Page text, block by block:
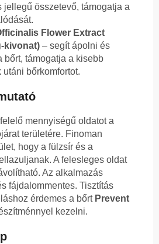
jellegű összetevő, támogatja a
Flower Extract
kivonat) – segít ápolni és
bőrt, támogatja a kisebb
utáni bőrkomfortot.
mennyiségű oldatot a
területére. Finoman
hogy a fülzsír és a
A felesleges oldat
Az alkalmazás
fájdalommentes. Tisztítás
érdemes a bőrt Prevent
kezelni.